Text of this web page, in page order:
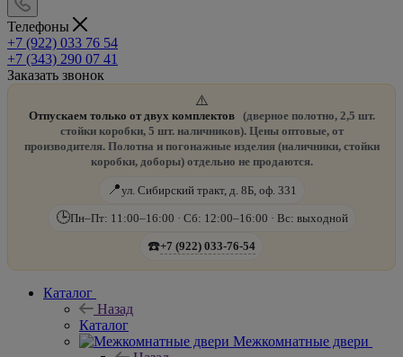
Телефоны
+7 (922) 033 76 54
+7 (343) 290 07 41
Заказать звонок
⚠️
Отпускаем только от двух комплектов
(дверное полотно, 2,5 шт.
стойки коробки, 5 шт. наличников). Цены оптовые, от
производителя. Полотна и погонажные изделия (наличники, стойки
коробки, доборы) отдельно не продаются.
📍ул. Сибирский тракт, д. 8Б, оф. 331
🕒Пн–Пт: 11:00–16:00 · Сб: 12:00–16:00 · Вс: выходной
☎️+7 (922) 033-76-54
Каталог
Назад
Каталог
Межкомнатные двери